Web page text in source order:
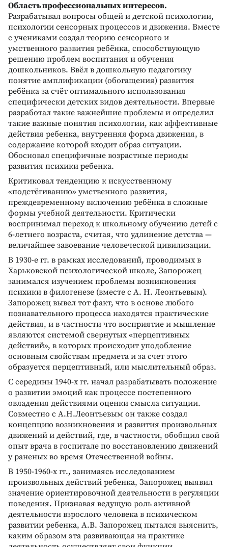
Область профессиональных интересов.
Разрабатывал вопросы общей и детской психологии,
психологии сенсорных процессов и движения. Вместе
с учениками создал теорию сенсорного и
умственного развития ребёнка, способствующую
решению проблем воспитания и обучения
дошкольников. Ввёл в дошкольную педагогику
понятие амплификации (обогащения) развития
ребёнка за счёт оптимального использования
специфически детских видов деятельности. Впервые
разработал такие важнейшие проблемы и определил
такие важные понятия психологии, как аффективные
действия ребенка, внутренняя форма движения, в
содержание которой входит образ ситуации.
Обосновал специфичные возрастные периоды
развития психики ребенка.
Критиковал тенденцию к искусственному
«подстёгиванию» умственного развития,
преждевременному включению ребёнка в сложные
формы учебной деятельности. Критически
воспринимал переход к школьному обучению детей с
6-летнего возраста, считая, что удлинение детства —
величайшее завоевание человеческой цивилизации.
В 1930-е гг. в рамках исследований, проводимых в
Харьковской психологической школе, Запорожец
занимался изучением проблемы возникновения
психики в филогенезе (вместе с А. Н. Леонтьевым).
Запорожец вывел тот факт, что в основе любого
познавательного процесса находятся практические
действия, и в частности что восприятие и мышление
являются системой свернутых «перцептивных
действий», в которых происходит уподобление
основным свойствам предмета и за счет этого
образуется перцептивный, или мыслительный образ.
С середины 1940-х гг. начал разрабатывать положение
о развитии эмоций как процессе постепенного
овладения действиями оценки смысла ситуации.
Совместно с А.Н.Леонтьевым он также создал
концепцию возникновения и развития произвольных
движений и действий, где, в частности, обобщил свой
опыт врача в госпитале по восстановлению движений
у раненых во время Отечественной войны.
В 1950-1960-х гг., занимаясь исследованием
произвольных действий ребенка, Запорожец выявил
значение ориентировочной деятельности в регуляции
поведения. Признавая ведущую роль активной
деятельности взрослого человека в психическом
развитии ребенка, А.В. Запорожец пытался выяснить,
каким образом эта развивающая на практике